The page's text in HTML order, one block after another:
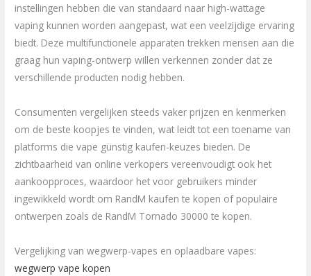
instellingen hebben die van standaard naar high-wattage
vaping kunnen worden aangepast, wat een veelzijdige ervaring
biedt. Deze multifunctionele apparaten trekken mensen aan die
graag hun vaping-ontwerp willen verkennen zonder dat ze
verschillende producten nodig hebben.
Consumenten vergelijken steeds vaker prijzen en kenmerken
om de beste koopjes te vinden, wat leidt tot een toename van
platforms die vape günstig kaufen-keuzes bieden. De
zichtbaarheid van online verkopers vereenvoudigt ook het
aankoopproces, waardoor het voor gebruikers minder
ingewikkeld wordt om RandM kaufen te kopen of populaire
ontwerpen zoals de RandM Tornado 30000 te kopen.
Vergelijking van wegwerp-vapes en oplaadbare vapes:
wegwerp vape kopen